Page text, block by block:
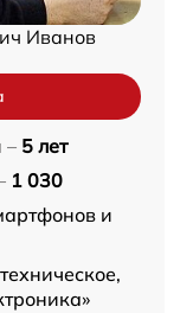
Иванов
– 5 лет
1 030
и